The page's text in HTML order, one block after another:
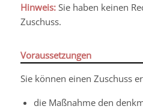
Hinweis:Sie haben keinen
Zuschuss.
Voraussetzungen
Sie können einen Zuschuss
die Maßnahme den